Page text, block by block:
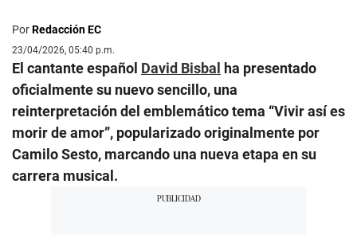
PorRedacción EC
23/04/2026, 05:40 p.m.
El cantante español David Bisbal ha presentado
oficialmente su nuevo sencillo, una
reinterpretación del emblemático tema “Vivir así es
morir de amor”, popularizado originalmente por
Camilo Sesto, marcando una nueva etapa en su
carrera musical.